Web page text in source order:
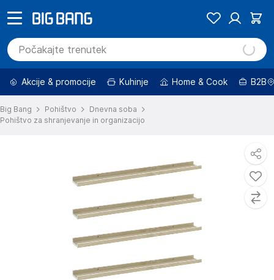
Akcije & promocije Kuhinje Home & Cook B2B
Big Bang Pohištvo
Dnevna soba
Pohištvo za shranjevanje in organizacijo